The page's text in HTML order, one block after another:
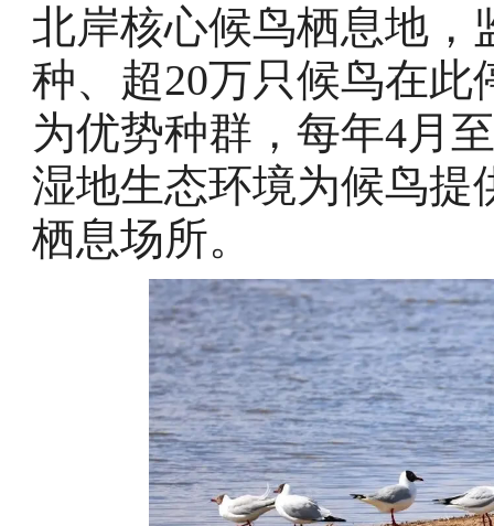
北岸核心候鸟栖息地，
种、超20万只候鸟在
为优势种群，每年4月
湿地生态环境为候鸟提
栖息场所。